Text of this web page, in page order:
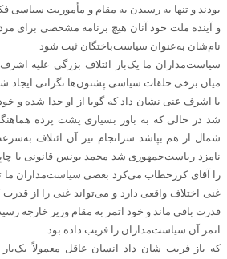
بودند و تنها به رسیدن به مقام و مأموریت سیاسی
و آینده ملت خود آنان هیچ برنامه مشخصی برای
نام‌شان به‌عنوان سیاست‌باختگان ثبت شود
سیاست‌مداران ما یک‌بار ائتلاف بزرگی علیه
میان برخی حلقات سیاسی پشتون‌ها نگرانی ایجاد
با اشرف غنی نشان داد که گویا از او جدا شده و
شد در حالی که به باور بسیاری پشت پرده
شمال از هم بپاشد سرانجام نیز آن ائتلاف
نامزد ریاست‌جمهوری شد محمد یونس قانونی با
را آقای کرزخطاب می‌کرد بعضی سیاست‌مداران ما
غنی اختلاف واقعی دارد و می‌تواند غنی را از قدرت
قدرت باقی ماند و خود اتمر به مقام وزیر خارجه
اتمر آن سیاست‌مداران را فریب داده بود
که باز فریب شان داد انسان عاقل معمولاً